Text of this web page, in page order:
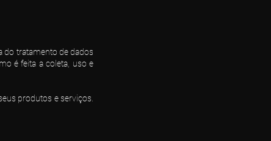
do tratamento de dados
é feita a coleta, uso e
produtos e serviços.